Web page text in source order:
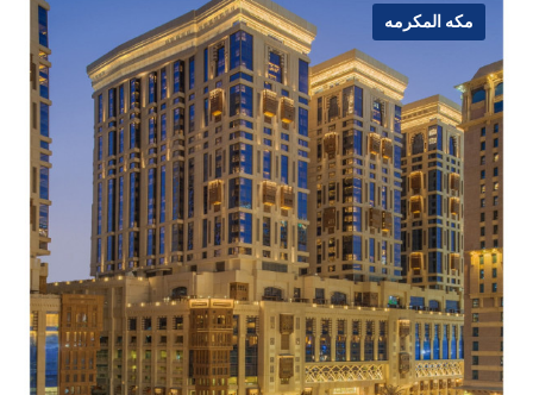
مكه المكرمه